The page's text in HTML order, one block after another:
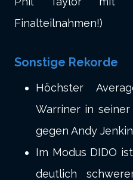
Finalteilnahmen!)
Sonstige Rekorde
Höchster
Warriner in seiner
gegen Andy
Im Modus DIDO
deutlich